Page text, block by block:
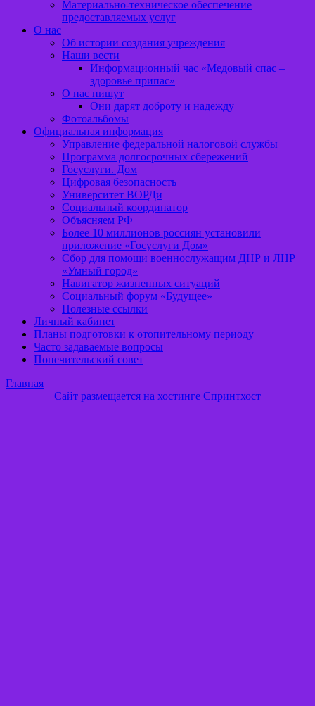
Материально-техническое обеспечение
предоставляемых услуг
О нас
Об истории создания учреждения
Наши вести
Информационный час «Медовый спас –
здоровье припас»
О нас пишут
Они дарят доброту и надежду
Фотоальбомы
Официальная информация
Управление федеральной налоговой службы
Программа долгосрочных сбережений
Госуслуги. Дом
Цифровая безопасность
Университет ВОРДи
Социальный координатор
Объясняем РФ
Более 10 миллионов россиян установили
приложение «Госуслуги Дом»
Сбор для помощи военнослужащим ДНР и ЛНР
«Умный город»
Навигатор жизненных ситуаций
Социальный форум «Будущее»
Полезные ссылки
Личный кабинет
Планы подготовки к отопительному периоду
Часто задаваемые вопросы
Попечительский совет
Главная
Сайт размещается на хостинге Спринтхост